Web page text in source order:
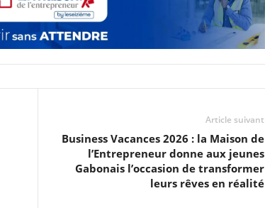
Article suivant
Business Vacances 2026 : la Maison de
l’Entrepreneur donne aux jeunes
Gabonais l’occasion de transformer
leurs rêves en réalité